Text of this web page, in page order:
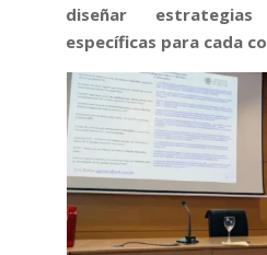
diseñar
específicas para cada